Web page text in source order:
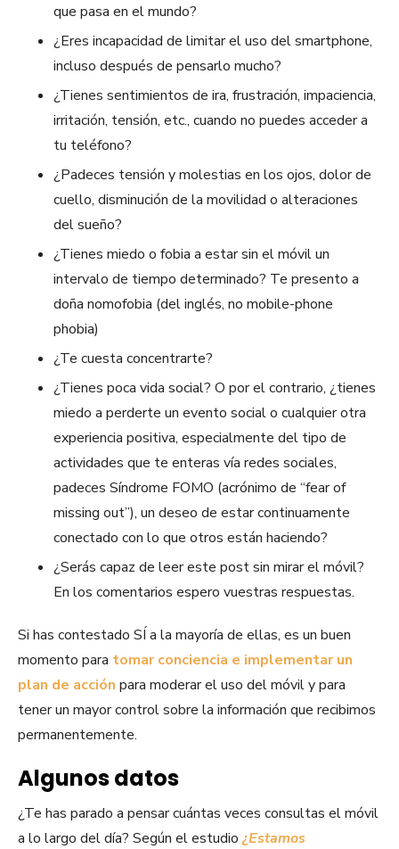
que pasa en el mundo?
¿Eres incapacidad de limitar el uso del smartphone,
incluso después de pensarlo mucho?
¿Tienes sentimientos de ira, frustración, impaciencia,
irritación, tensión, etc., cuando no puedes acceder a
tu teléfono?
¿Padeces tensión y molestias en los ojos, dolor de
cuello, disminución de la movilidad o alteraciones
del sueño?
¿Tienes miedo o fobia a estar sin el móvil un
intervalo de tiempo determinado? Te presento a
doña nomofobia (del inglés, no mobile-phone
phobia)
¿Te cuesta concentrarte?
¿Tienes poca vida social? O por el contrario, ¿tienes
miedo a perderte un evento social o cualquier otra
experiencia positiva, especialmente del tipo de
actividades que te enteras vía redes sociales,
padeces Síndrome FOMO (acrónimo de “fear of
missing out”), un deseo de estar continuamente
conectado con lo que otros están haciendo?
¿Serás capaz de leer este post sin mirar el móvil?
En los comentarios espero vuestras respuestas.
Si has contestado SÍ a la mayoría de ellas, es un buen
momento para tomar conciencia e implementar un
plan de acción para moderar el uso del móvil y para
tener un mayor control sobre la información que recibimos
permanentemente.
Algunos datos
¿Te has parado a pensar cuántas veces consultas el móvil
a lo largo del día? Según el estudio¿Estamos